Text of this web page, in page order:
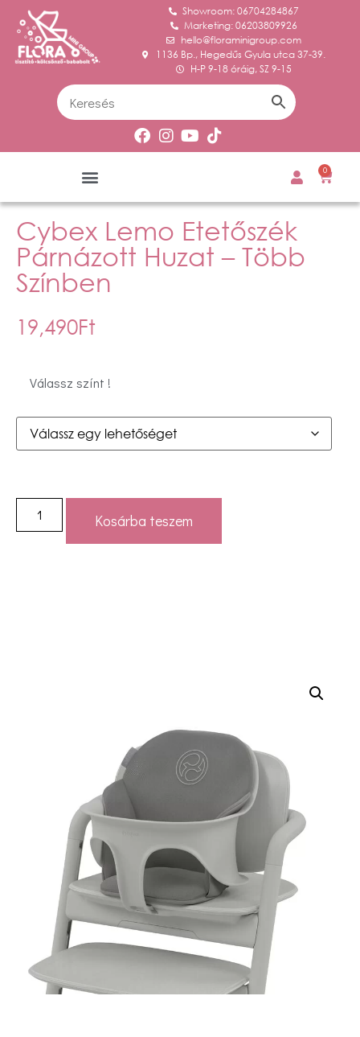
Showroom: 06704284867
Marketing: 06203809926
hello@floraminigroup.com
1136 Bp., Hegedűs Gyula utca 37-39.
H-P 9-18 óráig, SZ 9-15
0
Cybex Lemo Etetőszék
Párnázott Huzat – Több
Színben
19,490Ft
Válassz színt !
Kosárba teszem